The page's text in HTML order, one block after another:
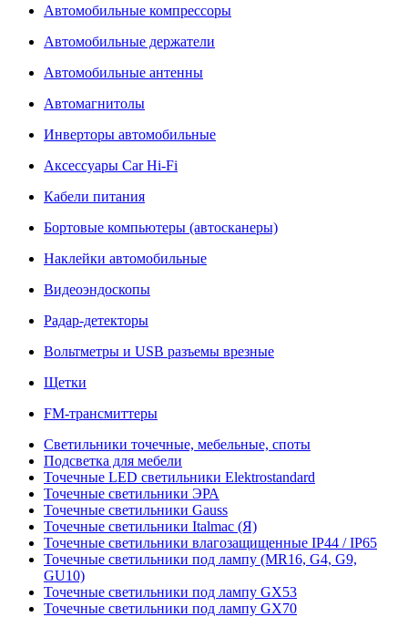
Автомобильные компрессоры
Автомобильные держатели
Автомобильные антенны
Автомагнитолы
Инверторы автомобильные
Аксессуары Car Hi-Fi
Кабели питания
Бортовые компьютеры (автосканеры)
Наклейки автомобильные
Видеоэндоскопы
Радар-детекторы
Вольтметры и USB разъемы врезные
Щетки
FM-трансмиттеры
Светильники точечные, мебельные, споты
Подсветка для мебели
Точечные LED светильники Elektrostandard
Точечные светильники ЭРА
Точечные светильники Gauss
Точечные светильники Italmac (Я)
Точечные светильники влагозащищенные IP44 / IP65
Точечные светильники под лампу (MR16, G4, G9,
GU10)
Точечные светильники под лампу GX53
Точечные светильники под лампу GX70